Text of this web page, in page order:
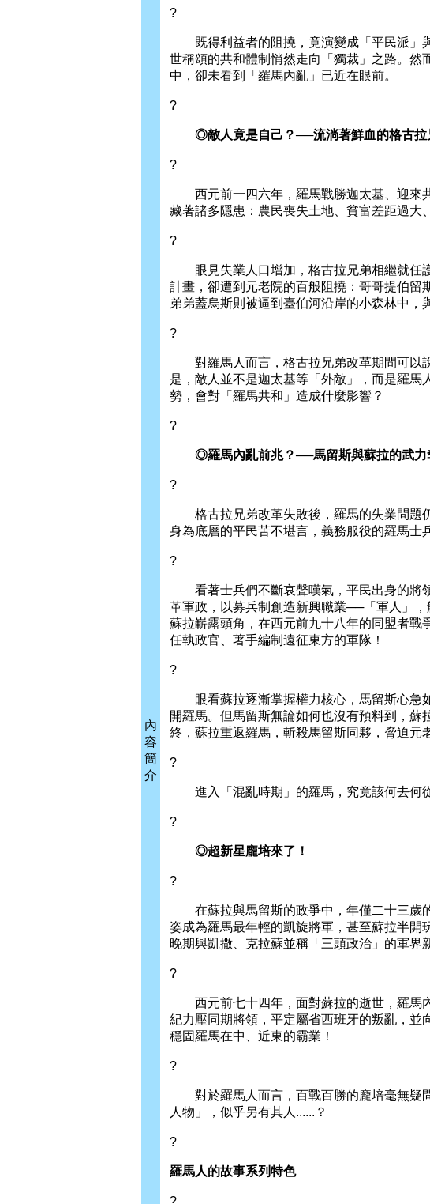
內
容
簡
介
?
既得利益者的阻撓，竟演變成「平民派」
世稱頌的共和體制悄然走向「獨裁」之路。然
中，卻未看到「羅馬內亂」已近在眼前。
?
◎敵人竟是自己？──流淌著鮮血的格古拉
?
西元前一四六年，羅馬戰勝迦太基、迎來
藏著諸多隱患：農民喪失土地、貧富差距過大
?
眼見失業人口增加，格古拉兄弟相繼就任
計畫，卻遭到元老院的百般阻撓：哥哥提伯留
弟弟蓋烏斯則被逼到臺伯河沿岸的小森林中，
?
對羅馬人而言，格古拉兄弟改革期間可以
是，敵人並不是迦太基等「外敵」，而是羅
勢，會對「羅馬共和」造成什麼影響？
?
◎羅馬內亂前兆？──馬留斯與蘇拉的武力
?
格古拉兄弟改革失敗後，羅馬的失業問題
身為底層的平民苦不堪言，義務服役的羅馬士
?
看著士兵們不斷哀聲嘆氣，平民出身的將
革軍政，以募兵制創造新興職業──「軍人」
蘇拉嶄露頭角，在西元前九十八年的同盟者
任執政官、著手編制遠征東方的軍隊！
?
眼看蘇拉逐漸掌握權力核心，馬留斯心急
開羅馬。但馬留斯無論如何也沒有預料到，
終，蘇拉重返羅馬，斬殺馬留斯同夥，脅迫元
?
進入「混亂時期」的羅馬，究竟該何去何
?
◎超新星龐培來了！
?
在蘇拉與馬留斯的政爭中，年僅二十三歲
姿成為羅馬最年輕的凱旋將軍，甚至蘇拉半開
晚期與凱撒、克拉蘇並稱「三頭政治」的軍界
?
西元前七十四年，面對蘇拉的逝世，羅馬
紀力壓同期將領，平定屬省西班牙的叛亂，並
穩固羅馬在中、近東的霸業！
?
對於羅馬人而言，百戰百勝的龐培毫無疑
人物」，似乎另有其人......？
?
羅馬人的故事系列特色
?